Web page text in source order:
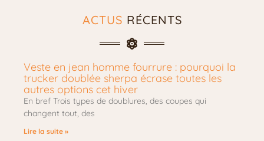
ACTUS RÉCENTS
Veste en jean homme fourrure : pourquoi la
trucker doublée sherpa écrase toutes les
autres options cet hiver
En bref Trois types de doublures, des coupes qui
changent tout, des
Lire la suite »